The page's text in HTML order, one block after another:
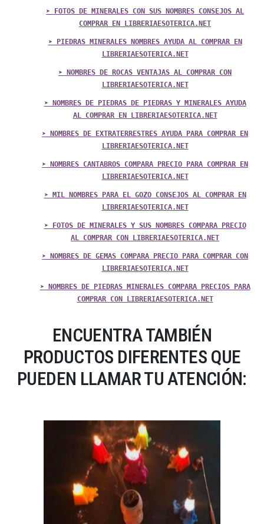
➤ FOTOS DE MINERALES CON SUS NOMBRES CONSEJOS AL
COMPRAR EN LIBRERIAESOTERICA.NET
➤ PIEDRAS MINERALES NOMBRES AYUDA AL COMPRAR EN
LIBRERIAESOTERICA.NET
➤ NOMBRES DE ROCAS VENTAJAS AL COMPRAR CON
LIBRERIAESOTERICA.NET
➤ NOMBRES DE PIEDRAS DE PIEDRAS Y MINERALES AYUDA
AL COMPRAR EN LIBRERIAESOTERICA.NET
➤ NOMBRES DE EXTRATERRESTRES AYUDA PARA COMPRAR EN
LIBRERIAESOTERICA.NET
➤ NOMBRES CANTABROS COMPARA PRECIO PARA COMPRAR EN
LIBRERIAESOTERICA.NET
➤ MIL NOMBRES PARA EL GOZO CONSEJOS AL COMPRAR EN
LIBRERIAESOTERICA.NET
➤ FOTOS DE MINERALES Y SUS NOMBRES COMPARA PRECIO
AL COMPRAR CON LIBRERIAESOTERICA.NET
➤ NOMBRES DE GEMAS COMPARA PRECIO PARA COMPRAR CON
LIBRERIAESOTERICA.NET
➤ NOMBRES DE PIEDRAS MINERALES COMPARA PRECIOS PARA
COMPRAR CON LIBRERIAESOTERICA.NET
ENCUENTRA TAMBIÉN
PRODUCTOS DIFERENTES QUE
PUEDEN LLAMAR TU ATENCIÓN: